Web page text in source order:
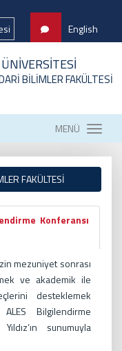
English
ÜNİVERSİTESİ
BİLİMLER FAKÜLTESİ
MENÜ
FAKÜLTESİ
Konferansı
mezuniyet sonrası
ve akademik ile
desteklemek
Bilgilendirme
sunumuyla